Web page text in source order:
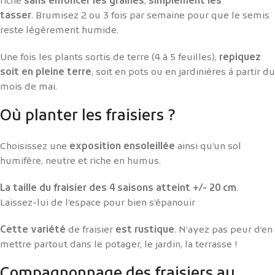
tasser. Brumisez 2 ou 3 fois par semaine pour que le semis
reste légèrement humide.
Une fois les plants sortis de terre (4 à 5 feuilles), repiquez
soit en pleine terre, soit en pots ou en jardinières à partir du
mois de mai.
Où planter les fraisiers ?
Choisissez une exposition ensoleillée ainsi qu’un sol
humifère, neutre et riche en humus.
La taille du fraisier des 4 saisons atteint +/- 20 cm.
Laissez-lui de l’espace pour bien s’épanouir
Cette variété de fraisier est rustique. N’ayez pas peur d’en
mettre partout dans le potager, le jardin, la terrasse !